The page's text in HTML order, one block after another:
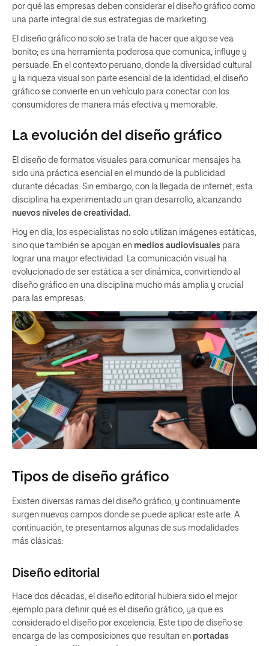
por qué las empresas deben considerar el diseño gráfico como
una parte integral de sus estrategias de marketing.
El diseño gráfico no solo se trata de hacer que algo se vea
bonito; es una herramienta poderosa que comunica, influye y
persuade. En el contexto peruano, donde la diversidad cultural
y la riqueza visual son parte esencial de la identidad, el diseño
gráfico se convierte en un vehículo para conectar con los
consumidores de manera más efectiva y memorable.
La evolución del diseño gráfico
El diseño de formatos visuales para comunicar mensajes ha
sido una práctica esencial en el mundo de la publicidad
durante décadas. Sin embargo, con la llegada de internet, esta
disciplina ha experimentado un gran desarrollo, alcanzando
nuevos niveles de creatividad.
Hoy en día, los especialistas no solo utilizan imágenes estáticas,
sino que también se apoyan en medios audiovisuales para
lograr una mayor efectividad. La comunicación visual ha
evolucionado de ser estática a ser dinámica, convirtiendo al
diseño gráfico en una disciplina mucho más amplia y crucial
para las empresas.
Tipos de diseño gráfico
Existen diversas ramas del diseño gráfico, y continuamente
surgen nuevos campos donde se puede aplicar este arte. A
continuación, te presentamos algunas de sus modalidades
más clásicas:
Diseño editorial
Hace dos décadas, el diseño editorial hubiera sido el mejor
ejemplo para definir qué es el diseño gráfico, ya que es
considerado el diseño por excelencia. Este tipo de diseño se
encarga de las composiciones que resultan en portadas